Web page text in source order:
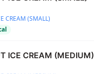
CREAM (SMALL)
ICE CREAM (MEDIUM)